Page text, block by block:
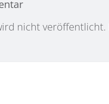
nicht veröffentlicht.